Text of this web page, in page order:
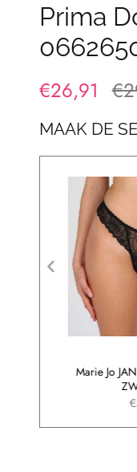
Prima
€26,91
MAAK DE
Marie Jo